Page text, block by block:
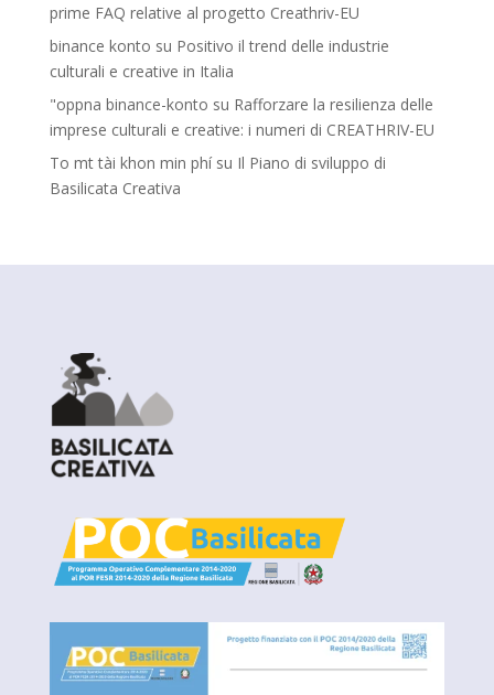
prime FAQ relative al progetto Creathriv-EU
binance konto su Positivo il trend delle industrie
culturali e creative in Italia
"oppna binance-konto su Rafforzare la resilienza delle
imprese culturali e creative: i numeri di CREATHRIV-EU
To mt tài khon min phísu Il Piano di sviluppo di
Basilicata Creativa